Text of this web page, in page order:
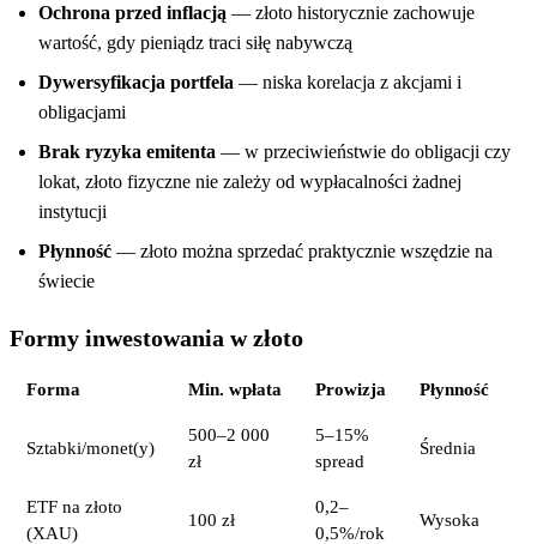
Ochrona przed inflacją — złoto historycznie zachowuje
wartość, gdy pieniądz traci siłę nabywczą
Dywersyfikacja portfela — niska korelacja z akcjami i
obligacjami
Brak ryzyka emitenta — w przeciwieństwie do obligacji czy
lokat, złoto fizyczne nie zależy od wypłacalności żadnej
instytucji
Płynność — złoto można sprzedać praktycznie wszędzie na
świecie
Formy inwestowania w złoto
Forma Min. wpłata Prowizja Płynność
Sztabki/monet(y)
500–2 000
zł
5–15%
spread
Średnia
ETF na złoto
(XAU)
100 zł
0,2–
0,5%/rok
Wysoka